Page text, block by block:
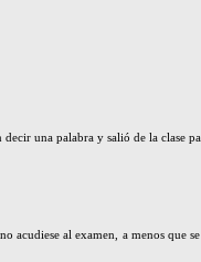
una palabra y salió de la clase
al examen, a menos que